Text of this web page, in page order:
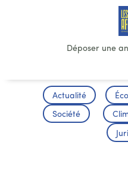
Déposer une
Actualité
Société